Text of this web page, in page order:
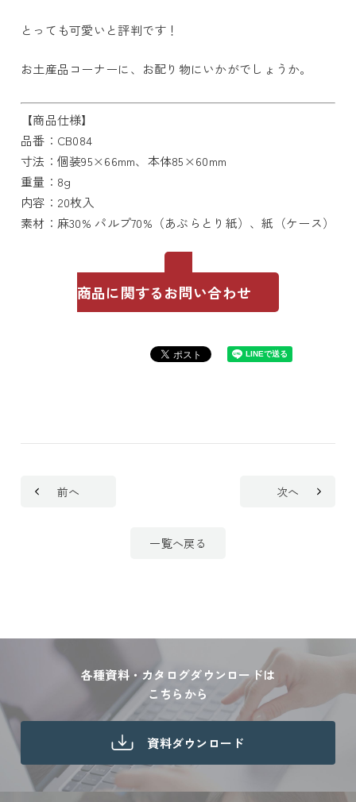
とっても可愛いと評判です！
お土産品コーナーに、お配り物にいかがでしょうか。
【商品仕様】
品番：CB084
寸法：個装95×66mm、本体85×60mm
重量：8g
内容：20枚入
素材：麻30% パルプ70%（あぶらとり紙）、紙（ケース）
商品に関するお問い合わせ
前へ
一覧へ戻る
次へ
各種資料・カタログダウンロードは
こちらから
資料ダウンロード